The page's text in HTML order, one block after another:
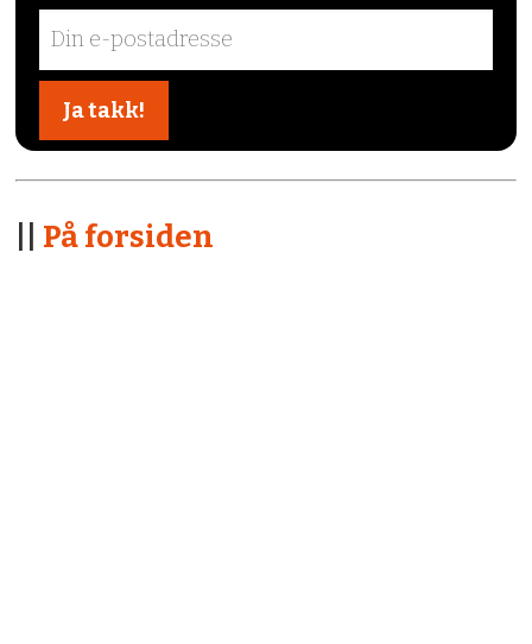
På forsiden